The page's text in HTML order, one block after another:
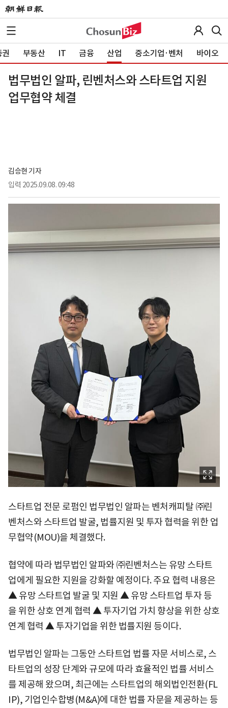
부동산 IT 금융 산업 중소기업·벤처 바이오
법무법인 알파, 린벤처스와 스타트업 지원
업무협약 체결
김승현 기자
입력 2025.09.08. 09:48
스타트업 전문 로펌인 법무법인 알파는 벤처캐피탈 ㈜린
벤처스와 스타트업 발굴, 법률지원 및 투자 협력을 위한 업
무협약(MOU)을 체결했다.
협약에 따라 법무법인 알파와 ㈜린벤처스는 유망 스타트
업에게 필요한 지원을 강화할 예정이다. 주요 협력 내용은
▲ 유망 스타트업 발굴 및 지원 ▲ 유망 스타트업 투자 등
을 위한 상호 연계 협력 ▲ 투자기업 가치 향상을 위한 상호
연계 협력 ▲ 투자기업을 위한 법률지원 등이다.
법무법인 알파는 그동안 스타트업 법률 자문 서비스로, 스
타트업의 성장 단계와 규모에 따라 효율적인 법률 서비스
를 제공해 왔으며, 최근에는 스타트업의 해외법인전환(FL
IP), 기업인수합병(M&A)에 대한 법률 자문을 제공하는 등